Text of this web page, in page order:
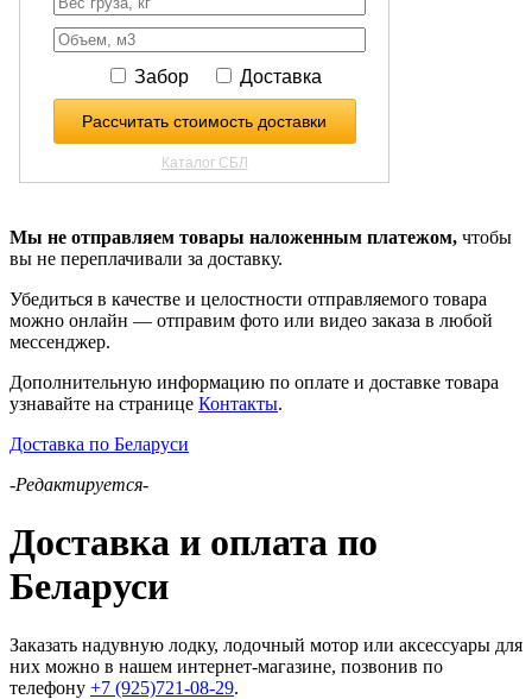
Мы не отправляем товары наложенным платежом, чтобы
вы не переплачивали за доставку.
Убедиться в качестве и целостности отправляемого товара
можно онлайн — отправим фото или видео заказа в любой
мессенджер.
Дополнительную информацию по оплате и доставке товара
узнавайте на странице Контакты.
Доставка по Беларуси
-Редактируется-
Доставка и оплата по
Беларуси
Заказать надувную лодку, лодочный мотор или аксессуары для
них можно в нашем интернет-магазине, позвонив по
телефону +7 (925)721-08-29.